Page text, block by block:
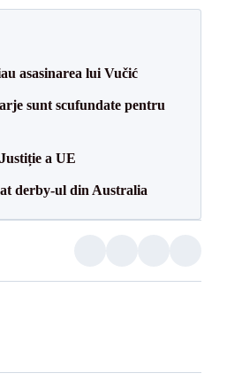
asasinarea lui Vučić
sunt scufundate pentru
a UE
derby-ul din Australia